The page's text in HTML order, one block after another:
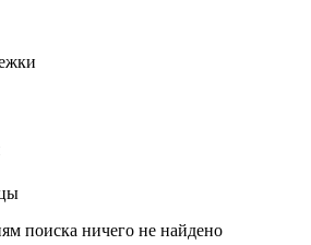
поиска ничего не найдено